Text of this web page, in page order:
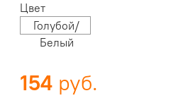
Цвет
Голубой/
Белый
154